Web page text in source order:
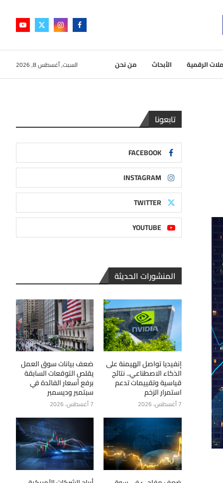
الرقمية الأبحاث من نحن السبت, أغسطس 8, 2026
تابعونا
FACEBOOK
INSTAGRAM
TWITTER
YOUTUBE
المنشورات الحديثة
إنفيديا تواصل الهيمنة على
الذكاء الاصطناعي.. نتائج
قياسية وتقييمات تدعم
استمرار الزخم
7 أغسطس، 2026
ضعف بيانات سوق العمل
يقلص التوقعات السابقة
برفع أسعار الفائدة في
سبتمبر وديسمبر
7 أغسطس، 2026